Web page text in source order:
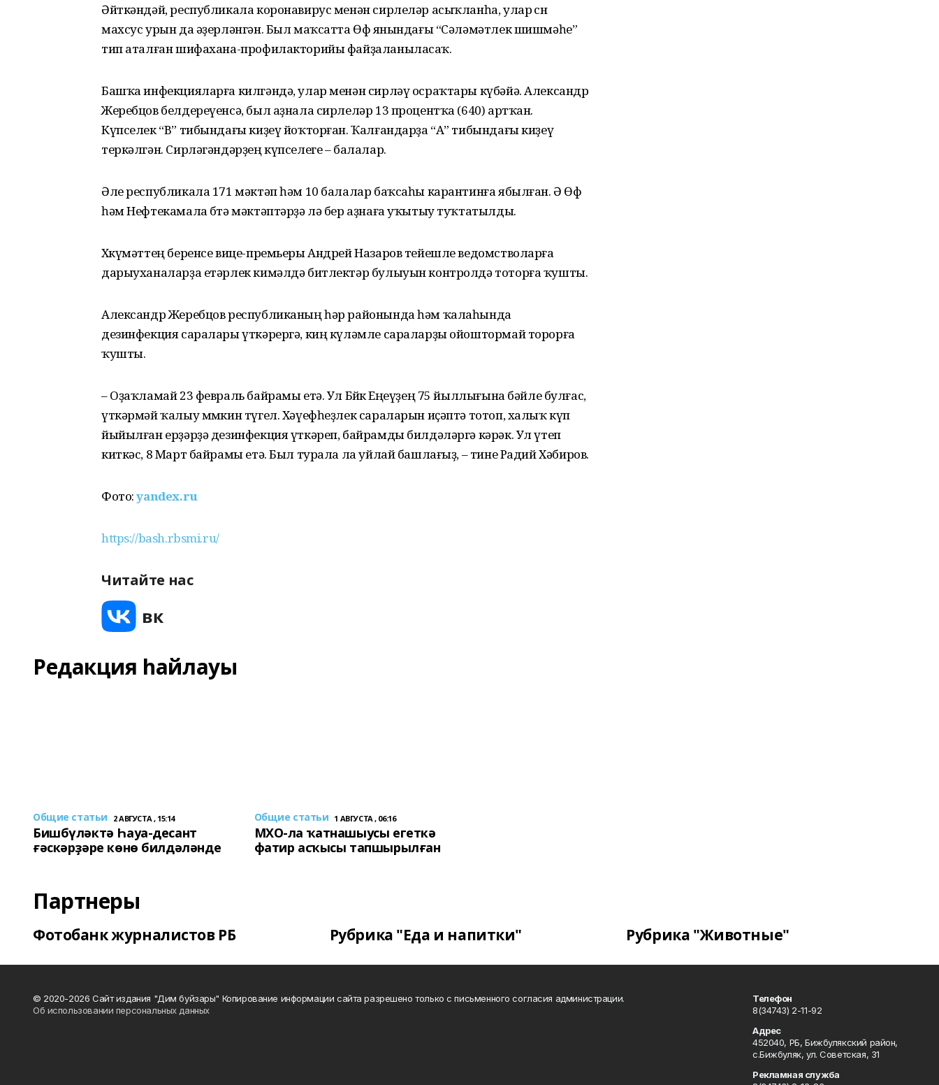
Әйткәндәй, республикала коронавирус менән сирлеләр асыҡланһа, улар өсөн
махсус урын да әҙерләнгән. Был маҡсатта Өфө янындағы “Сәләмәтлек шишмәһе”
тип аталған шифахана-профилакторийы файҙаланыласаҡ.
Башҡа инфекцияларға килгәндә, улар менән сирләү осраҡтары күбәйә. Александр
Жеребцов белдереүенсә, был аҙнала сирлеләр 13 процентҡа (640) артҡан.
Күпселек “В” тибындағы киҙеү йоҡторған. Ҡалғандарҙа “А” тибындағы киҙеү
теркәлгән. Сирләгәндәрҙең күпселеге – балалар.
Әле республикала 171 мәктәп һәм 10 балалар баҡсаһы карантинға ябылған. Ә Өфө
һәм Нефтекамала бөтә мәктәптәрҙә лә бер аҙнаға уҡытыу туҡтатылды.
Хөкүмәттең беренсе вице-премьеры Андрей Назаров тейешле ведомстволарға
дарыуханаларҙа етәрлек кимәлдә битлектәр булыуын контролдә тоторға ҡушты.
Александр Жеребцов республиканың һәр районында һәм ҡалаһында
дезинфекция саралары үткәрергә, киң күләмле сараларҙы ойоштормай торорға
ҡушты.
– Оҙаҡламай 23 февраль байрамы етә. Ул Бөйөк Еңеүҙең 75 йыллығына бәйле булғас,
үткәрмәй ҡалыу мөмкин түгел. Хәүефһеҙлек сараларын иҫәптә тотоп, халыҡ күп
йыйылған ерҙәрҙә дезинфекция үткәреп, байрамды билдәләргә кәрәк. Ул үтеп
киткәс, 8 Март байрамы етә. Был турала ла уйлай башлағыҙ, – тине Радий Хәбиров.
Фото:yandex.ru
https://bash.rbsmi.ru/
Читайте нас
Редакция һайлауы
Общие статьи 2 АВГУСТА , 15:14
Бишбүләктә Һауа-десант
ғәскәрҙәре көнө билдәләнде
Общие статьи 1 АВГУСТА , 06:16
МХО-ла ҡатнашыусы егеткә
фатир асҡысы тапшырылған
Партнеры
Фотобанк журналистов РБ Рубрика "Еда и напитки" Рубрика "Животные"
© 2020-2026 Сайт издания "Дим буйзары" Копирование информации сайта разрешено только с письменного согласия администрации.
Об использовании персональных данных
Телефон
8(34743) 2-11-92
Адрес
452040, РБ, Бижбулякский район,
с.Бижбуляк, ул. Советская, 31
Рекламная служба